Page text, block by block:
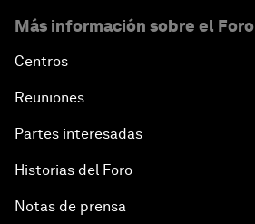
Más información sobre el Foro
Centros
Reuniones
Partes interesadas
Historias del Foro
Notas de prensa